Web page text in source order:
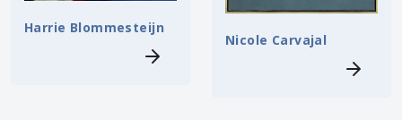
Harrie Blommesteijn
Nicole Carvajal